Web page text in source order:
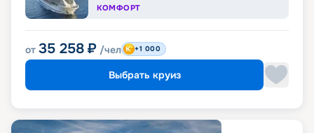
КОМФОРТ
от 35 258 ₽ /чел +1 000
Выбрать круиз